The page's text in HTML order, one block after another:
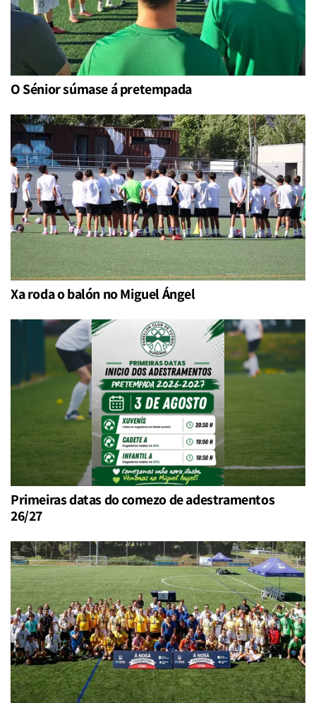
O Sénior súmase á pretempada
Xa roda o balón no Miguel Ángel
Primeiras datas do comezo de adestramentos
26/27